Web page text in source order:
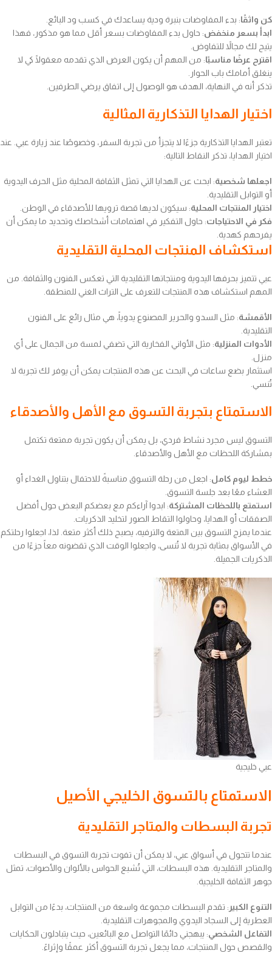
كن واثقًا: بدء المفاوضات بنبرة ودية يساعدك في كسب ود البائع.
ابدأ بسعر منخفض: حاول بدء المفاوضات بسعر أقل مما هو مذكور، فهذا
يتيح لك مجالاً للتفاوض.
اقترح عرضًا مناسبًا: من المهم أن يكون العرض الذي تقدمه معقولًا كي لا
ينغلق أمامك باب الحوار.
تذكر أنه في النهاية، الهدف هو الوصول إلى اتفاق يرضي الطرفين.
اختيار الهدايا التذكارية المثالية
تعتبر الهدايا التذكارية جزءًا لا يتجزأ من تجربة السفر، وخصوصًا عند زيارة عبي. عند
اختيار الهدايا، تذكر النقاط التالية:
اجعلها شخصية: ابحث عن الهدايا التي تمثل الثقافة المحلية مثل الحرف اليدوية
أو التوابل التقليدية.
اختيار المنتجات المحلية: سيكون لديها قصة ترويها للأصدقاء في الوطن.
فكر في الاحتياجات: حاول التفكير في اهتمامات أشخاصك وتحديد ما يمكن أن
يفرحهم كهدية.
استكشاف المنتجات المحلية التقليدية
عبي تتميز بحرفها اليدوية ومنتجاتها التقليدية التي تعكس الفنون والثقافة. من
المهم استكشاف هذه المنتجات للتعرف على التراث الغني للمنطقة.
الأقمشة: مثل السدو والحرير المصنوع يدوياً، هي مثال رائع على الفنون
التقليدية.
الأدوات المنزلية: مثل الأواني الفخارية التي تضفي لمسة من الجمال على أي
منزل.
استثمار بضع ساعات في البحث عن هذه المنتجات يمكن أن يوفر لك تجربة لا
تُنسي.
الاستمتاع بتجربة التسوق مع الأهل والأصدقاء
التسوق ليس مجرد نشاط فردي، بل يمكن أن يكون تجربة ممتعة تكتمل
بمشاركة اللحظات مع الأهل والأصدقاء.
خطط ليوم كامل: اجعل من رحلة التسوق مناسبةً للاحتفال بتناول الغداء أو
العشاء معًا بعد جلسة التسوق.
استمتع باللحظات المشتركة: ابدوا آراءكم مع بعضكم البعض حول أفضل
الصفقات أو الهدايا، وحاولوا التقاط الصور لتخليد الذكريات.
عندما يمزج التسوق بين المتعة والترفيه، يصبح ذلك أكثر متعة. لذا، اجعلوا رحلتكم
في الأسواق بمثابة تجربة لا تُنسى، واجعلوا الوقت الذي تقضونه معاً جزءًا من
الذكريات الجميلة.
عبي خليجية
الاستمتاع بالتسوق الخليجي الأصيل
تجربة البسطات والمتاجر التقليدية
عندما تتجول في أسواق عبي، لا يمكن أن تفوت تجربة التسوق في البسطات
والمتاجر التقليدية. هذه البسطات، التي تُشبع الحواس بالألوان والأصوات، تمثل
جوهر الثقافة الخليجية.
التنوع الكبير : تقدم البسطات مجموعة واسعة من المنتجات، بدءًا من التوابل
العطرية إلى السجاد اليدوي والمجوهرات التقليدية.
التفاعل الشخصي: يبهجني دائمًا التواصل مع البائعين، حيث يتبادلون الحكايات
والقصص حول المنتجات، مما يجعل تجربة التسوق أكثر عمقًا وإثراءً.